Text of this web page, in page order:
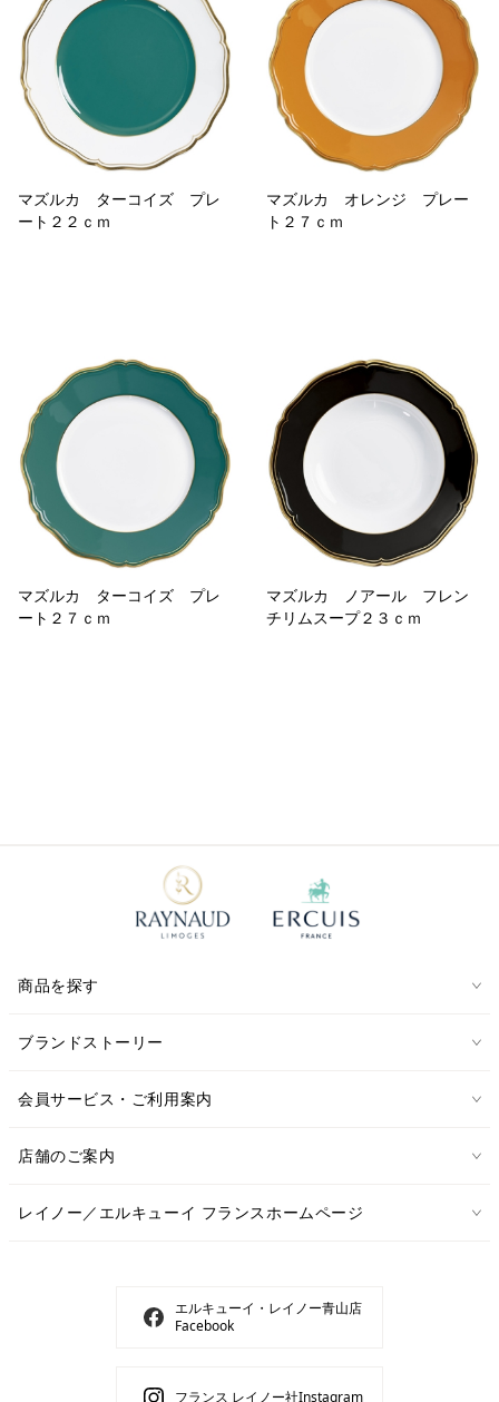
マズルカ ターコイズ プレ
ート２２ｃｍ
マズルカ オレンジ プレー
ト２７ｃｍ
マズルカ ターコイズ プレ
ート２７ｃｍ
マズルカ ノアール フレン
チリムスープ２３ｃｍ
商品を探す
ブランドストーリー
会員サービス・ご利用案内
店舗のご案内
レイノー／エルキューイ フランスホームページ
エルキューイ・レイノー青山店
Facebook
フランス レイノー社Instagram